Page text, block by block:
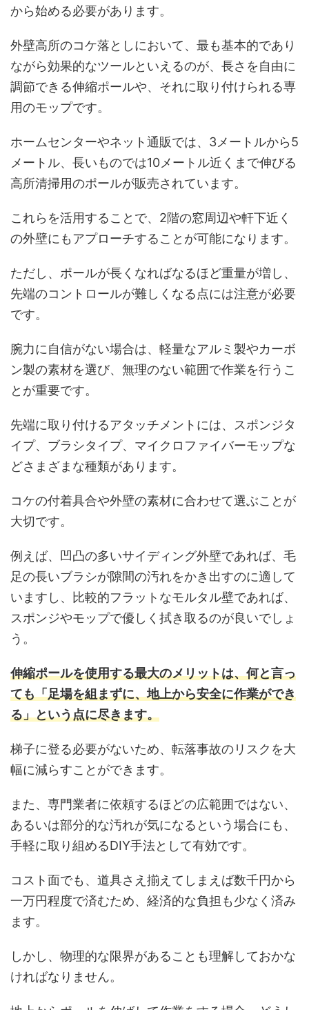
から始める必要があります。
外壁高所のコケ落としにおいて、最も基本的であり
ながら効果的なツールといえるのが、長さを自由に
調節できる伸縮ポールや、それに取り付けられる専
用のモップです。
ホームセンターやネット通販では、3メートルから5
メートル、長いものでは10メートル近くまで伸びる
高所清掃用のポールが販売されています。
これらを活用することで、2階の窓周辺や軒下近く
の外壁にもアプローチすることが可能になります。
ただし、ポールが長くなればなるほど重量が増し、
先端のコントロールが難しくなる点には注意が必要
です。
腕力に自信がない場合は、軽量なアルミ製やカーボ
ン製の素材を選び、無理のない範囲で作業を行うこ
とが重要です。
先端に取り付けるアタッチメントには、スポンジタ
イプ、ブラシタイプ、マイクロファイバーモップな
どさまざまな種類があります。
コケの付着具合や外壁の素材に合わせて選ぶことが
大切です。
例えば、凹凸の多いサイディング外壁であれば、毛
足の長いブラシが隙間の汚れをかき出すのに適して
いますし、比較的フラットなモルタル壁であれば、
スポンジやモップで優しく拭き取るのが良いでしょ
う。
伸縮ポールを使用する最大のメリットは、何と言っ
ても「足場を組まずに、地上から安全に作業ができ
る」という点に尽きます。
梯子に登る必要がないため、転落事故のリスクを大
幅に減らすことができます。
また、専門業者に依頼するほどの広範囲ではない、
あるいは部分的な汚れが気になるという場合にも、
手軽に取り組めるDIY手法として有効です。
コスト面でも、道具さえ揃えてしまえば数千円から
一万円程度で済むため、経済的な負担も少なく済み
ます。
しかし、物理的な限界があることも理解しておかな
ければなりません。